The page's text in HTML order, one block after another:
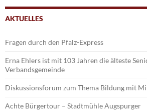
AKTUELLES
Fragen durch den Pfalz-Express
Erna Ehlers ist mit 103 Jahren die älteste
Verbandsgemeinde
Diskussionsforum zum Thema Bildung mit
Achte Bürgertour – Stadtmühle Augspurger